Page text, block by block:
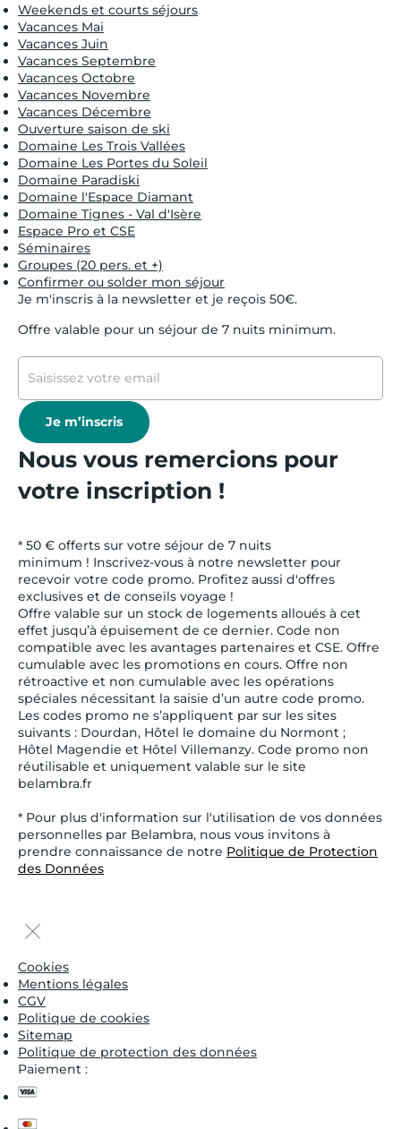
Weekends et courts séjours
Vacances Mai
Vacances Juin
Vacances Septembre
Vacances Octobre
Vacances Novembre
Vacances Décembre
Ouverture saison de ski
Domaine Les Trois Vallées
Domaine Les Portes du Soleil
Domaine Paradiski
Domaine l'Espace Diamant
Domaine Tignes - Val d'Isère
Espace Pro et CSE
Séminaires
Groupes (20 pers. et +)
Confirmer ou solder mon séjour
Je m'inscris à la newsletter et je reçois 50€.
Offre valable pour un séjour de 7 nuits minimum.
Je m’inscris
Nous vous remercions pour
votre inscription !
* 50 € offerts sur votre séjour de 7 nuits
minimum ! Inscrivez-vous à notre newsletter pour
recevoir votre code promo. Profitez aussi d'offres
exclusives et de conseils voyage !
Offre valable sur un stock de logements alloués à cet
effet jusqu’à épuisement de ce dernier. Code non
compatible avec les avantages partenaires et CSE. Offre
cumulable avec les promotions en cours. Offre non
rétroactive et non cumulable avec les opérations
spéciales nécessitant la saisie d’un autre code promo.
Les codes promo ne s’appliquent par sur les sites
suivants : Dourdan, Hôtel le domaine du Normont ;
Hôtel Magendie et Hôtel Villemanzy. Code promo non
réutilisable et uniquement valable sur le site
belambra.fr
* Pour plus d'information sur l'utilisation de vos données
personnelles par Belambra, nous vous invitons à
prendre connaissance de notre Politique de Protection
des Données
Cookies
Mentions légales
CGV
Politique de cookies
Sitemap
Politique de protection des données
Paiement :
visa
master